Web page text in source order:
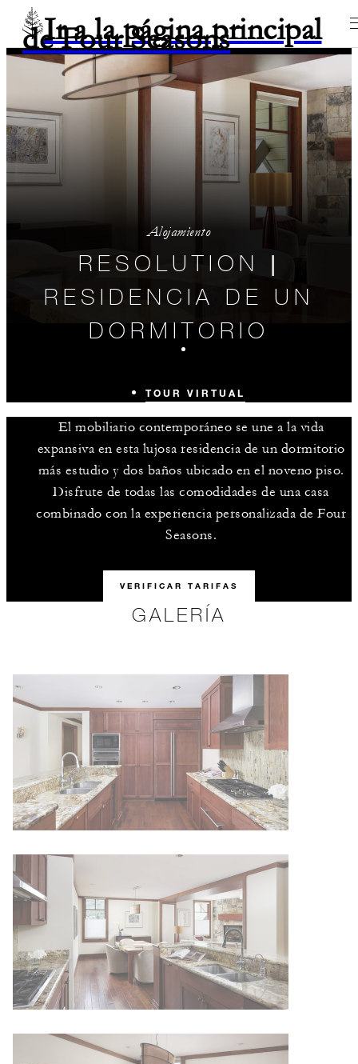
Ir a la página principal
de Four Seasons
Alojamiento
RESOLUTION |
RESIDENCIA DE UN
DORMITORIO
TOUR VIRTUAL
El mobiliario contemporáneo se une a la vida
expansiva en esta lujosa residencia de un dormitorio
más estudio y dos baños ubicado en el noveno piso.
Disfrute de todas las comodidades de una casa
combinado con la experiencia personalizada de Four
Seasons.
VERIFICAR TARIFAS
GALERÍA